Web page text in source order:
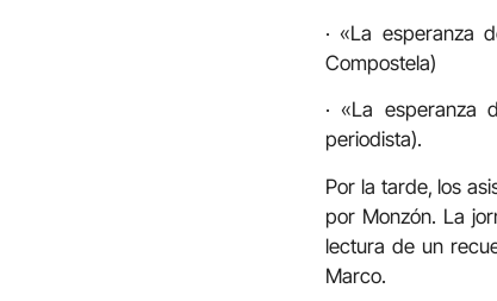
· «La esperanza
Compostela)
· «La esperanza
periodista).
Por la tarde, los
por Monzón. La
lectura de un
Marco.